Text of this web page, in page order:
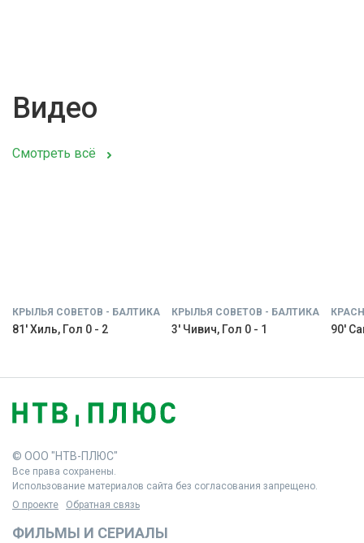
Видео
Смотреть всё
КРЫЛЬЯ СОВЕТОВ - БАЛТИКА
81' Хиль, Гол 0 - 2
КРЫЛЬЯ СОВЕТОВ - БАЛТИКА
3' Чивич, Гол 0 - 1 90'
© ООО "НТВ-ПЛЮС"
Все права сохранены.
Использование материалов сайта без согласования запрещено.
О проекте
Обратная связь
ФИЛЬМЫ И СЕРИАЛЫ